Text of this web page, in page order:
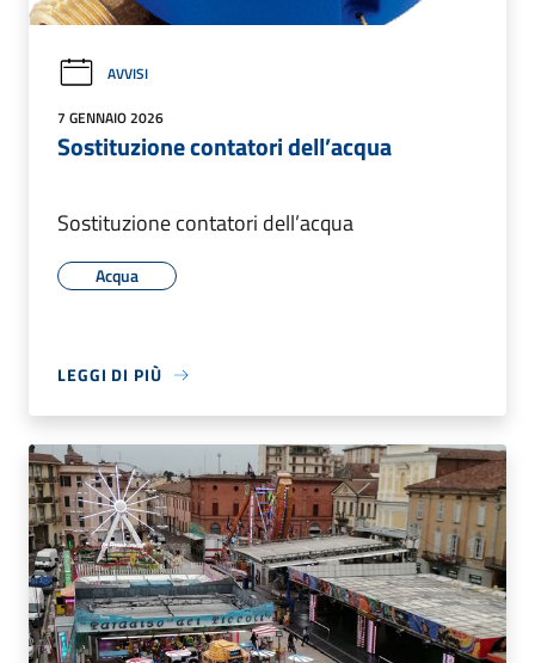
AVVISI
7 GENNAIO 2026
Sostituzione contatori dell’acqua
Sostituzione contatori dell’acqua
Acqua
LEGGI DI PIÙ